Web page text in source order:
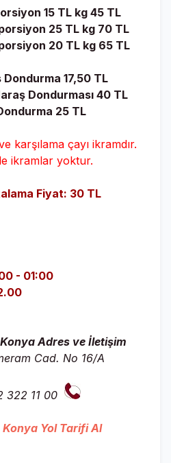
15 TL kg 45 TL
25 TL kg 70 TL
20 TL kg 65 TL
17,50 TL
Dondurması 40 TL
25 TL
karşılama çayı ikramdır.
ikramlar yoktur.
Fiyat: 30 TL
- 01:00
Adres ve İletişim
Cad. No 16/A
322 11 00
Yol Tarifi Al